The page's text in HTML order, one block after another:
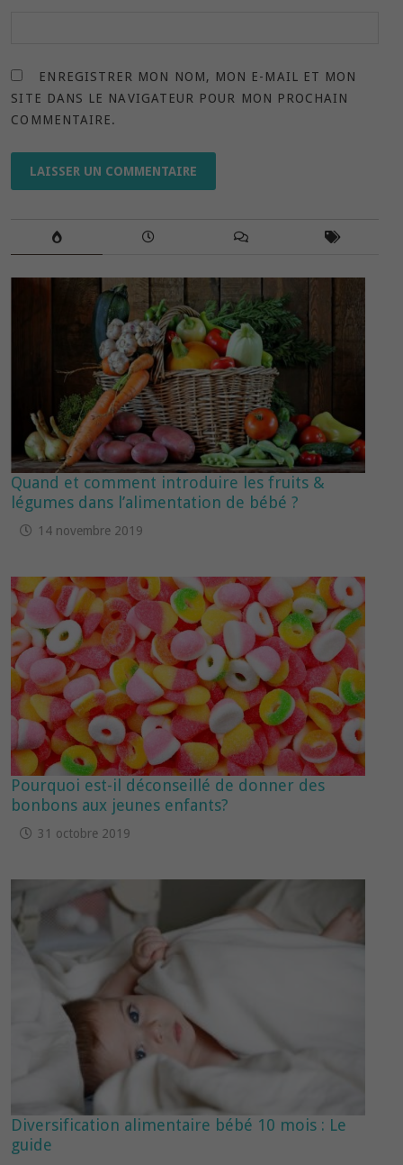
ENREGISTRER MON NOM, MON E-MAIL ET MON
SITE DANS LE NAVIGATEUR POUR MON PROCHAIN
COMMENTAIRE.
Quand et comment introduire les fruits &
légumes dans l’alimentation de bébé ?
14 novembre 2019
Pourquoi est-il déconseillé de donner des
bonbons aux jeunes enfants?
31 octobre 2019
Diversification alimentaire bébé 10 mois : Le
guide